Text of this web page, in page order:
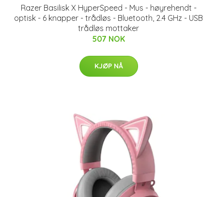
Razer Basilisk X HyperSpeed - Mus - høyrehendt -
optisk - 6 knapper - trådløs - Bluetooth, 2.4 GHz - USB
trådløs mottaker
507 NOK
KJØP NÅ